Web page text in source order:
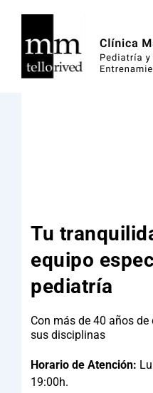
contenido
Tu
equipo
pediatría
Con más de 40 años
sus disciplinas
Horario de Atención:
19:00h.